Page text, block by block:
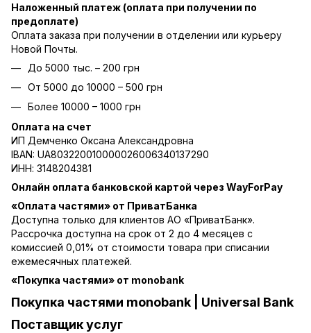
Наложенный платеж (оплата при получении по
предоплате)
Оплата заказа при получении в отделении или курьеру
Новой Почты.
До 5000 тыс. – 200 грн
От 5000 до 10000 – 500 грн
Более 10000 – 1000 грн
Оплата на счет
ИП Демченко Оксана Александровна
IBAN: UA803220010000026006340137290
ИНН: 3148204381
Онлайн оплата банковской картой через WayForPay
«Оплата частями» от ПриватБанка
Доступна только для клиентов АО «ПриватБанк».
Рассрочка доступна на срок от 2 до 4 месяцев с
комиссией 0,01% от стоимости товара при списании
ежемесячных платежей.
«Покупка частями» от monobank
Покупка частями monobank | Universal Bank
Поставщик услуг